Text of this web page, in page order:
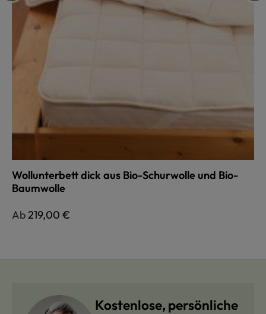
Wollunterbett dick aus Bio-Schurwolle und Bio-
Baumwolle
Regulärer Preis:
Ab219,00 €
Kostenlose, persönliche